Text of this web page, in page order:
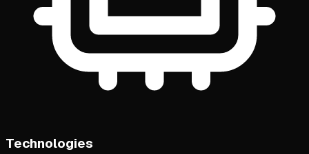
Technologies